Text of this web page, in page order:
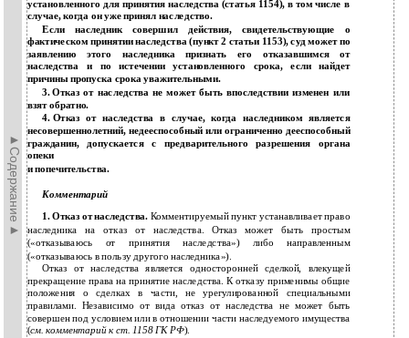
►Содержание►
установленного для принятия наследства (статья 1154), в том числе в
случае, когда он уже принял наследство.
Если наследник совершил действия, свидетельствующие о
фактическом принятии наследства (пункт 2 статьи 1153), суд может по
заявлению этого наследника признать его отказавшимся от
наследства и по истечении установленного срока, если найдет
причины пропуска срока уважительными.
3.Отказ от наследства не может быть впоследствии изменен или
взят обратно.
4. Отказ от наследства в случае, когда наследником является
несовершеннолетний, недееспособный или ограниченно дееспособный
гражданин, допускается с предварительного разрешения органа
опеки
ипопечительства.
Комментарий
1. Отказ от наследства. Комментируемый пункт устанавливает право
наследника на отказ от наследства. Отказ может быть простым
(«отказываюсь от принятия наследства») либо направленным
(«отказываюсь в пользу другого наследника»).
Отказ от наследства является односторонней сделкой, влекущей
прекращение права на принятие наследства. К отказу применимы общие
положения о сделках в части, не урегулированной специальными
правилами. Независимо от вида отказ от наследства не может быть
совершен под условием или в отношении части наследуемого имущества
(см. комментарий к ст. 1158ГК РФ).